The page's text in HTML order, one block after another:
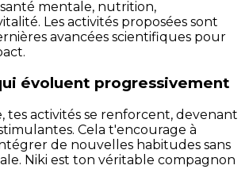
mentale, nutrition,
Les activités proposées sont
avancées scientifiques pour
évoluent progressivement
tes activités se renforcent, devenant
Cela t'encourage à
de nouvelles habitudes sans
Niki est ton véritable compagnon